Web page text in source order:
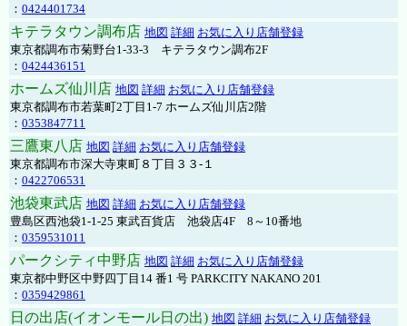
： 0424401734
キテラタウン調布店 地図 詳細 お気に入り店舗登録
東京都調布市菊野台1-33-3 キテラタウン調布2F
： 0424436151
ホームズ仙川店 地図 詳細 お気に入り店舗登録
東京都調布市若葉町2丁目1-7 ホームズ仙川店2階
： 0353847711
三鷹東八店 地図 詳細 お気に入り店舗登録
東京都調布市深大寺東町８丁目３３-１
： 0422706531
池袋東武店 地図 詳細 お気に入り店舗登録
豊島区西池袋1-1-25 東武百貨店 池袋店4F 8～10番地
： 0359531011
パークシティ中野店 地図 詳細 お気に入り店舗登録
東京都中野区中野四丁目14 番1 号 PARKCITY NAKANO 201
： 0359429861
日の出店(イオンモール日の出) 地図 詳細 お気に入り店舗登録